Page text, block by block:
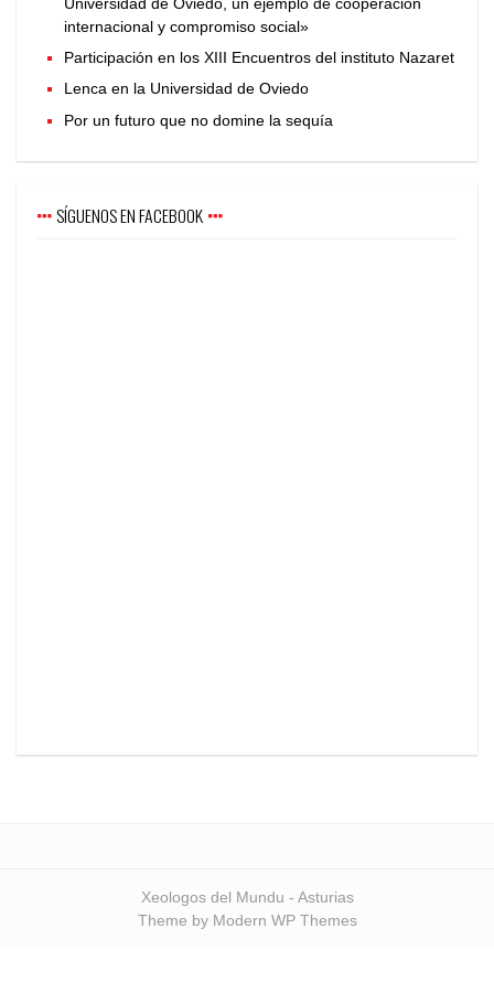
internacional y compromiso social»
Participación en los XIII Encuentros del instituto Nazaret
Lenca en la Universidad de Oviedo
Por un futuro que no domine la sequía
SÍGUENOS EN FACEBOOK
Xeologos del Mundu - Asturias
Theme by Modern WP Themes